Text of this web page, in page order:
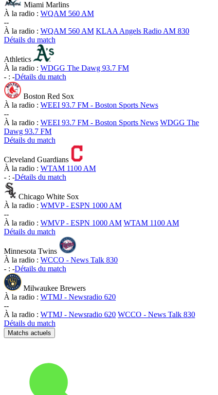
Miami Marlins
À la radio : WQAM 560 AM
--
À la radio : WQAM 560 AM KLAA Angels Radio AM 830
Détails du match
Athletics
À la radio : WDGG The Dawg 93.7 FM
- : -Détails du match
Boston Red Sox
À la radio : WEEI 93.7 FM - Boston Sports News
--
À la radio : WEEI 93.7 FM - Boston Sports News WDGG The
Dawg 93.7 FM
Détails du match
Cleveland Guardians
À la radio : WTAM 1100 AM
- : -Détails du match
Chicago White Sox
À la radio : WMVP - ESPN 1000 AM
--
À la radio : WMVP - ESPN 1000 AM WTAM 1100 AM
Détails du match
Minnesota Twins
À la radio : WCCO - News Talk 830
- : -Détails du match
Milwaukee Brewers
À la radio : WTMJ - Newsradio 620
--
À la radio : WTMJ - Newsradio 620 WCCO - News Talk 830
Détails du match
Matchs actuels